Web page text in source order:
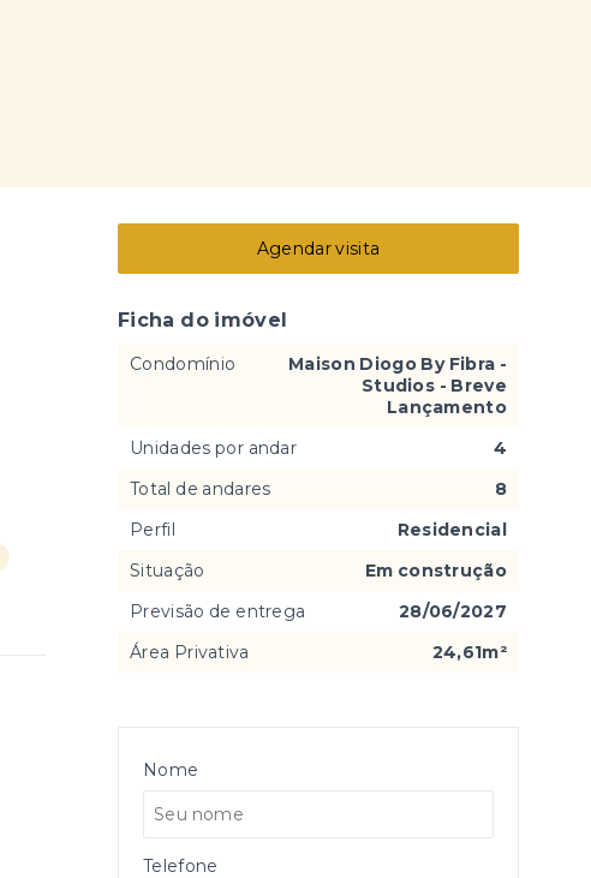
Agendar visita
Ficha do imóvel
Condomínio
Maison Diogo By Fibra -
Studios - Breve
Lançamento
Unidades por andar
4
Total de andares
8
Perfil
Residencial
Situação
Em construção
Previsão de entrega
28/06/2027
Área Privativa
24,61m²
Nome
Telefone